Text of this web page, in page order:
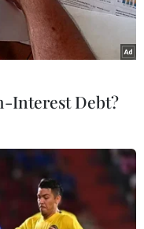
Interest Debt?